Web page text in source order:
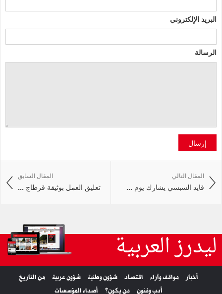
البريد الإلكتروني
الرسالة
إرسال
المقال السابق
تعليق العمل بوثيقة قرطاج ...
المقال التالي
قايد السبسي يشارك يوم ...
ليدرز العربية
أخبار مواقف وآراء اقتصاد شؤون وطنية شؤون عربية
من التاريخ
أدب وفنون
من يكون؟ أصداء المؤسسات